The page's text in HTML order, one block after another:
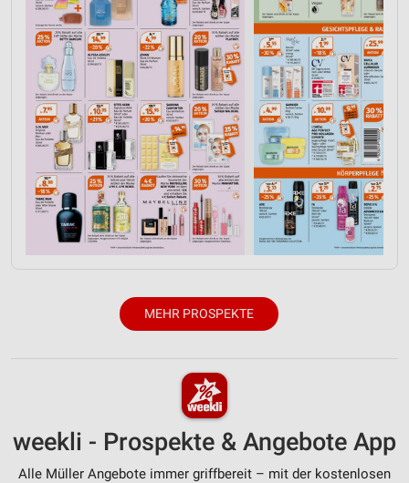
MEHR PROSPEKTE
weekli - Prospekte & Angebote App
Alle Müller Angebote immer griffbereit – mit der kostenlosen
Performance
Funktional
Werbung